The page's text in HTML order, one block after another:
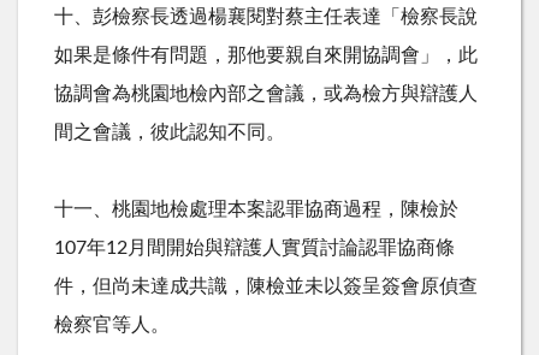
十、彭檢察長透過楊襄閱對蔡主任表達「檢察長說
如果是條件有問題，那他要親自來開協調會」，此
協調會為桃園地檢內部之會議，或為檢方與辯護人
間之會議，彼此認知不同。
十一、桃園地檢處理本案認罪協商過程，陳檢於
107年12 月間開始與辯護人實質討論認罪協商條
件，但尚未達成共識，陳檢並未以簽呈簽會原偵查
檢察官等人。